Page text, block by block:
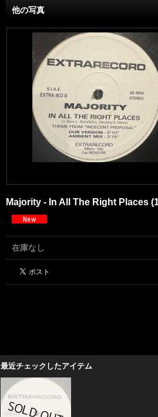
他の写真
Majority - In All The Right Places
在庫なし
最近チェックしたアイテム